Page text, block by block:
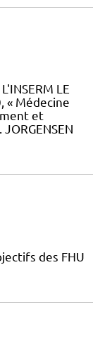
LE
« Médecine
et
des FHU